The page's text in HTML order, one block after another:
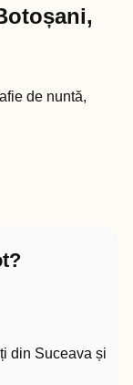
de nuntă,
din Suceava și